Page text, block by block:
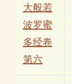
大般若
波罗蜜
多经卷
第六